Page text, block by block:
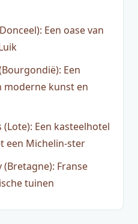
Een oase van
Een
moderne kunst en
Een kasteelhotel
een Michelin-ster
(Bretagne): Franse
tuinen